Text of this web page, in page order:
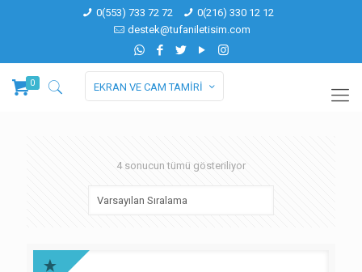
0(553) 733 72 72
0(216) 330 12 12
destek@tufaniletisim.com
0 EKRAN VE CAM TAMİRİ
4 sonucun tümü gösteriliyor